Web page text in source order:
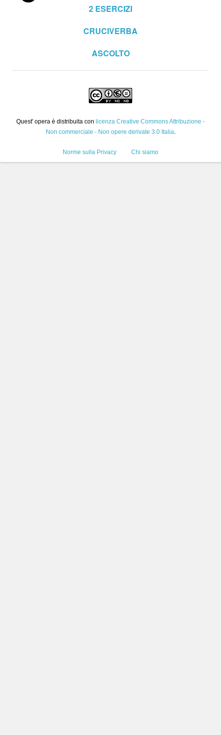
2 ESERCIZI
CRUCIVERBA
ASCOLTO
Quest' opera è distribuita con licenza Creative Commons Attribuzione -
Non commerciale - Non opere derivate 3.0 Italia.
Norme sulla Privacy Chi siamo